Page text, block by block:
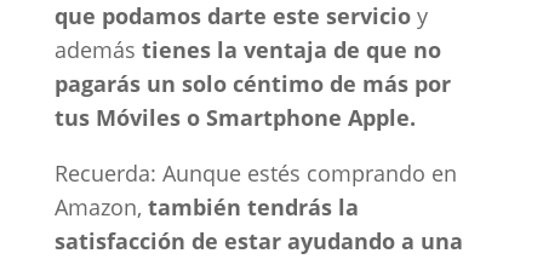
que podamos darte este servicioy
además tienes la ventaja de que no
pagarás un solo céntimo de más por
tus Móviles o Smartphone Apple.
Recuerda: Aunque estés comprando en
Amazon, también tendrás la
satisfacción de estar ayudando a una